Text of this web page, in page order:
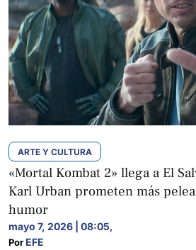
ARTE Y CULTURA
«Mortal Kombat 2» llega a El
Karl Urban prometen más
humor
mayo 7, 2026 | 08:05,
Por EFE